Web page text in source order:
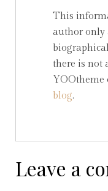
This
author only
there is not
YOOtheme
blog.
Leave a